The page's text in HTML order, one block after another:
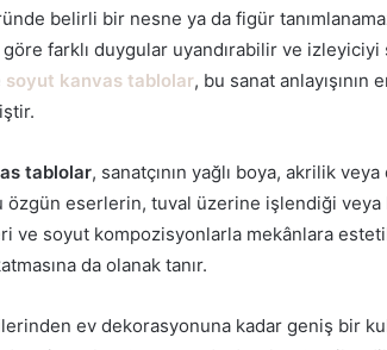
belirli bir nesne ya da figür
göre farklı duygular uyandırabilir ve
soyut kanvas tablolar, bu sanat
tablolar, sanatçının yağlı boya, akrilik
eserlerin, tuval üzerine işlendiği veya
ve soyut kompozisyonlarla mekânlara
da olanak tanır.
ev dekorasyonuna kadar geniş bir